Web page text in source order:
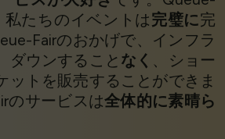
私たちのイベントは完璧に完
Fairのおかげで、インフラ
ダウンすること なく 、ショー
ットを販売することができま
のサービスは全体的に素晴ら